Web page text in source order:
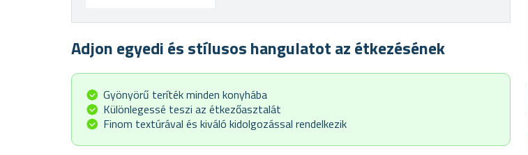
Adjon egyedi és stílusos hangulatot az étkezésének
Gyönyörű teríték minden konyhába
Különlegessé teszi az étkezőasztalát
Finom textúrával és kiváló kidolgozással rendelkezik